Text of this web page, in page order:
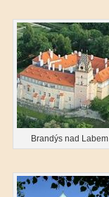
Brandýs nad Labem